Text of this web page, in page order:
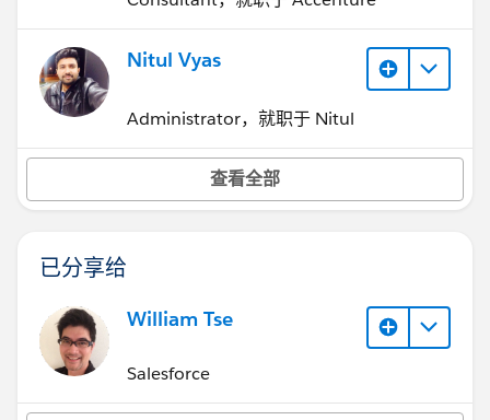
Nitul Vyas
Administrator，就职于 Nitul
查看全部
已分享给
William Tse
Salesforce